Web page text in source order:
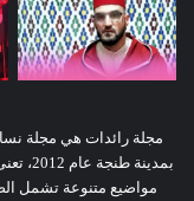
مجلة رائدات هي مجلة
مواضيع متنوعة تشمل